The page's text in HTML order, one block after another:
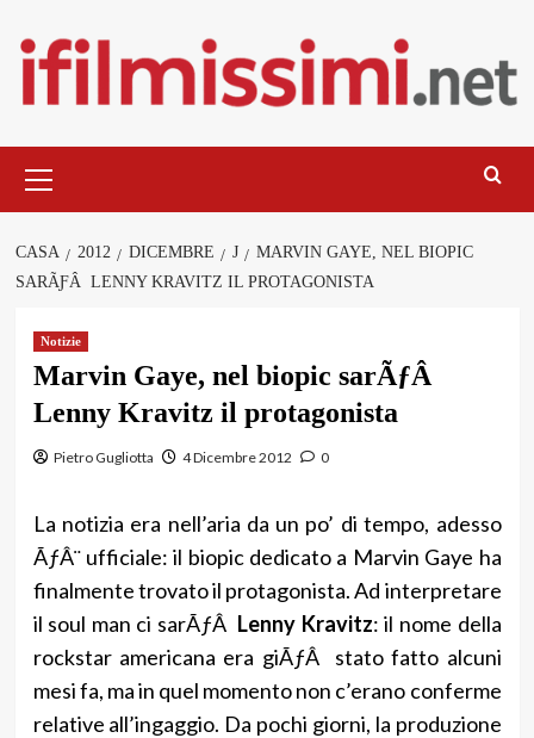
contenuto
principale
CASA 2012 DICEMBRE J
MARVIN GAYE, NEL BIOPIC
SARÃƑÂ LENNY KRAVITZ IL PROTAGONISTA
Notizie
Marvin Gaye, nel biopic sarÃƒÂ
Lenny Kravitz il protagonista
Pietro Gugliotta 4 Dicembre 2012 0
La notizia era nell’aria da un po’ di tempo, adesso
ÃƒÂ¨ ufficiale: il biopic dedicato a Marvin Gaye ha
finalmente trovato il protagonista. Ad interpretare
il soul man ci sarÃƒÂ Lenny Kravitz: il nome della
rockstar americana era giÃƒÂ stato fatto alcuni
mesi fa, ma in quel momento non c’erano conferme
relative all’ingaggio. Da pochi giorni, la produzione